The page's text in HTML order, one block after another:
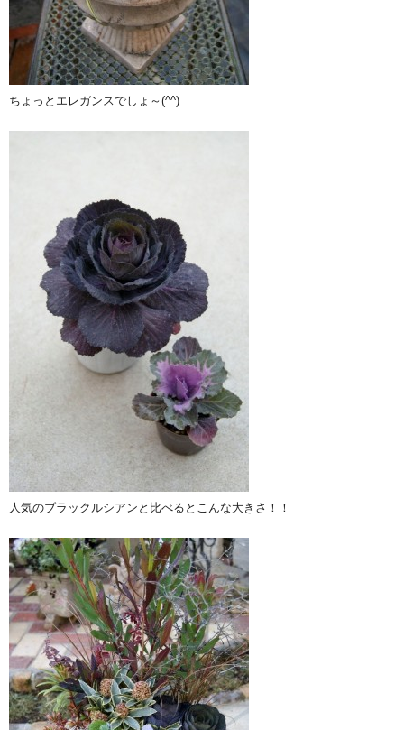
ちょっとエレガンスでしょ～(^^)
人気のブラックルシアンと比べるとこんな大きさ！！